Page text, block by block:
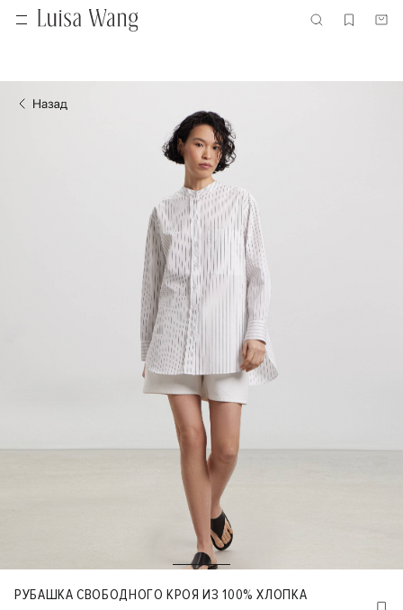
РУБАШКА СВОБОДНОГО КРОЯ ИЗ 100% ХЛОПКА